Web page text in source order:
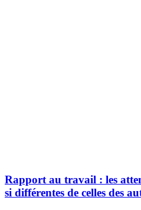
Rapport au travail : les
si différentes de celles des